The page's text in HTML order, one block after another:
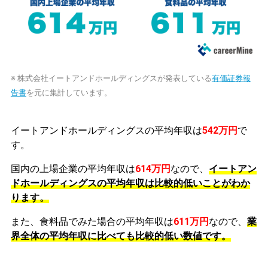
※ 株式会社イートアンドホールディングスが発表している有価証券報
告書を元に集計しています。
イートアンドホールディングスの平均年収は542万円 で
す。
国内の上場企業の平均年収は614万円 なので、 イートアン
ドホールディングスの平均年収は比較的低いことがわか
ります。
また、食料品でみた場合の平均年収は611万円 なので、 業
界全体の平均年収に比べても比較的低い数値です。